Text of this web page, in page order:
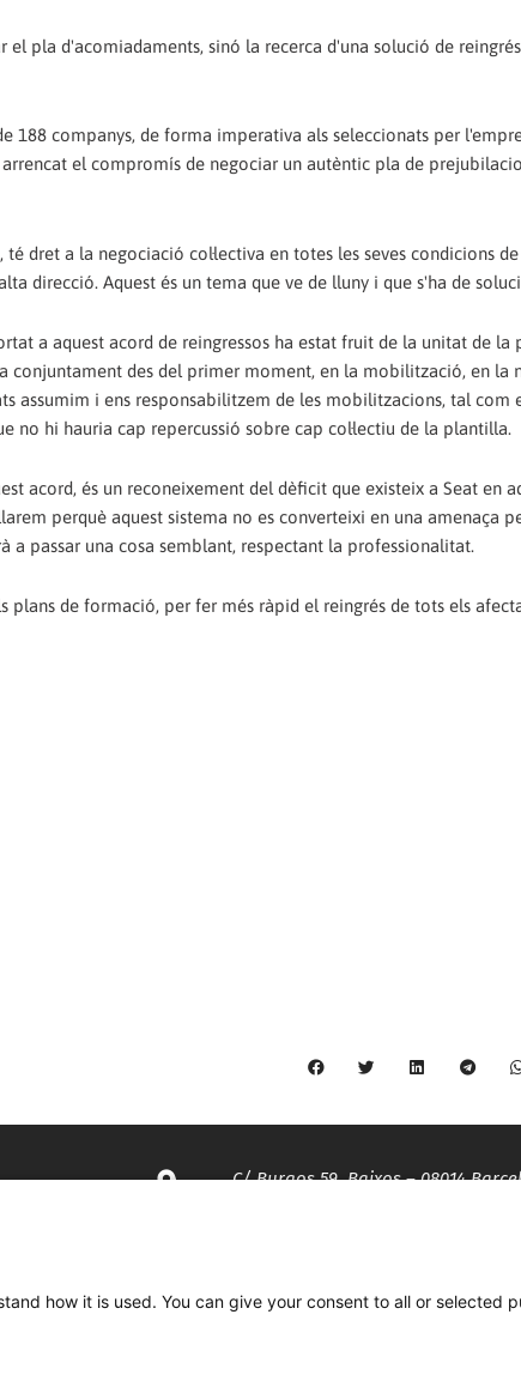
el pla d'acomiadaments, sinó la recerca d'una solució de
188 companys, de forma imperativa als seleccionats per
el compromís de negociar un autèntic pla de
té dret a la negociació col·lectiva en totes les seves condicions
direcció. Aquest és un tema que ve de lluny i que s'ha de
a aquest acord de reingressos ha estat fruit de la unitat de
conjuntament des del primer moment, en la mobilització, en la
assumim i ens responsabilitzem de les mobilitzacions, tal com
no hi hauria cap repercussió sobre cap col·lectiu de la plantilla.
acord, és un reconeixement del dèficit que existeix a Seat en
perquè aquest sistema no es converteixi en una amenaça
passar una cosa semblant, respectant la professionalitat.
de formació, per fer més ràpid el reingrés de tots els
C/ Burgos 59, Baixos – 08014
how it is used. You can give your consent to all or selected